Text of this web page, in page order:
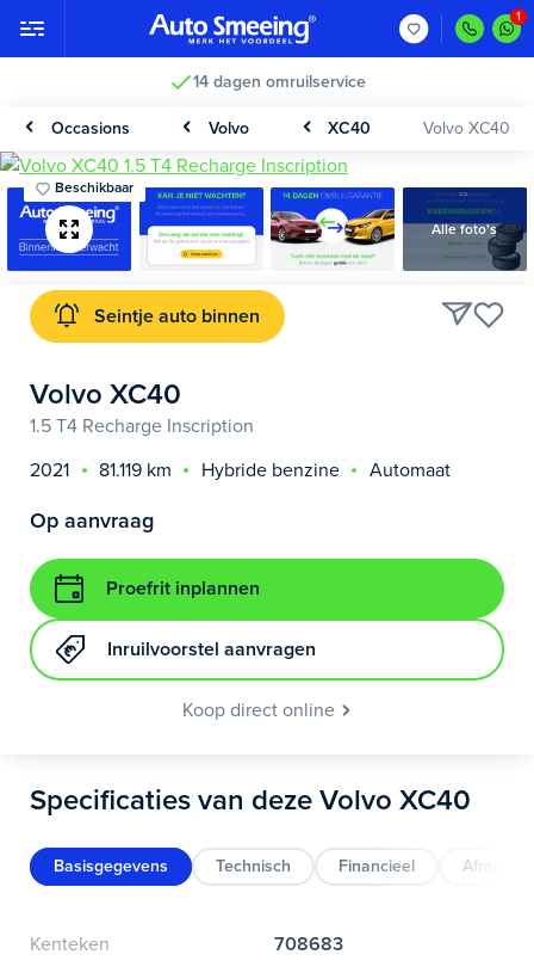
14 dagen omruilservice
Occasions Volvo XC40 Volvo XC40
Beschikbaar
Alle foto's
Seintje auto binnen
Volvo XC40
1.5 T4 Recharge Inscription
2021
81.119 km Hybride benzine Automaat
Op aanvraag
Proefrit inplannen
Inruilvoorstel aanvragen
Koop direct online
Specificaties van deze Volvo XC40
Basisgegevens Technisch Financieel
Kenteken
708683